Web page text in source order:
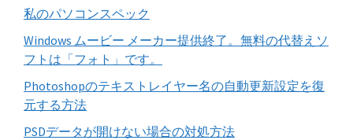
私のパソコンスペック
Windows ムービー メーカー提供終了。無料の代替えソ
フトは「フォト」です。
Photoshopのテキストレイヤー名の自動更新設定を復
元する方法
PSDデータが開けない場合の対処方法